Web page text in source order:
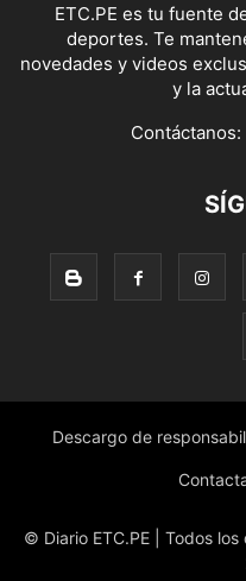
ETC.PE es tu fuente
deportes. Te
novedades y videos
y la
Contáctanos:
Descargo de
© Diario ETC.PE | Todos los